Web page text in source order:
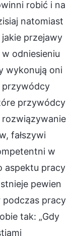
robić i na
natomiast
przejawy
odniesieniu
wykonują oni
przywódcy
przywódcy
rozwiązywanie
fałszywi
w
aspektu pracy
pewien
pracy
tak: „Gdy